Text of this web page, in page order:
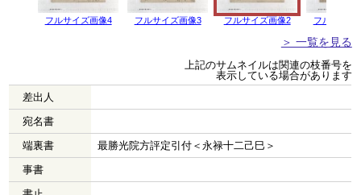
フルサイズ画像4 フルサイズ画像3 フルサイズ画像2 フルサイズ
＞ 一覧を見る
上記のサムネイルは関連の枝番号を
表示している場合があります
差出人
宛名書
端裏書
最勝光院方評定引付＜永禄十二己巳＞
事書